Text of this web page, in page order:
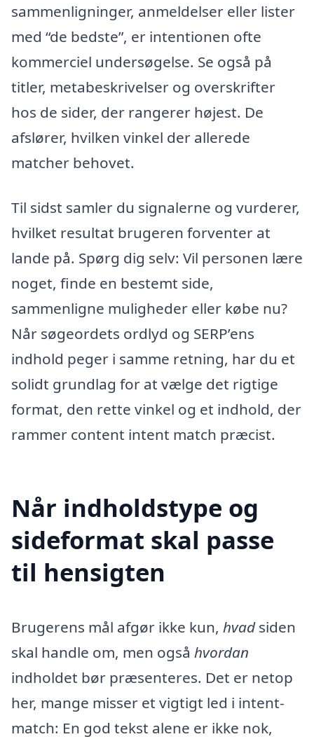
sammenligninger, anmeldelser eller lister
med “de bedste”, er intentionen ofte
kommerciel undersøgelse. Se også på
titler, metabeskrivelser og overskrifter
hos de sider, der rangerer højest. De
afslører, hvilken vinkel der allerede
matcher behovet.
Til sidst samler du signalerne og vurderer,
hvilket resultat brugeren forventer at
lande på. Spørg dig selv: Vil personen lære
noget, finde en bestemt side,
sammenligne muligheder eller købe nu?
Når søgeordets ordlyd og SERP’ens
indhold peger i samme retning, har du et
solidt grundlag for at vælge det rigtige
format, den rette vinkel og et indhold, der
rammer content intent match præcist.
Når indholdstype og
sideformat skal passe
til hensigten
Brugerens mål afgør ikke kun, hvadsiden
skal handle om, men også hvordan
indholdet bør præsenteres. Det er netop
her, mange misser et vigtigt led i intent-
match: En god tekst alene er ikke nok,